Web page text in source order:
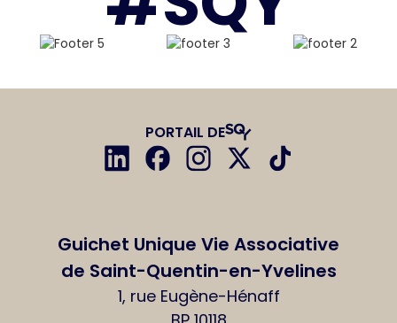
PORTAIL DE
Guichet Unique Vie Associative
de Saint-Quentin-en-Yvelines
1, rue Eugène-Hénaff